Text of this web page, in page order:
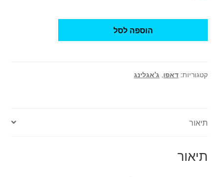
נוצות
Vortex
הוספה לסל
קטגוריות: דאפו, ג'אגלינג
תיאור
תיאור